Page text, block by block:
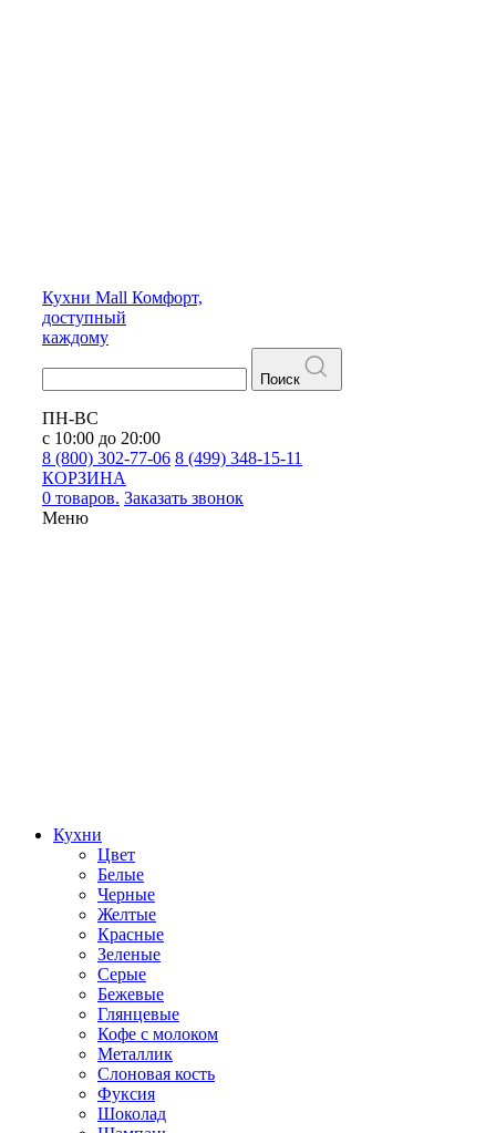
Кухни Mall Комфорт,
доступный
каждому
Поиск
ПН-ВС
с 10:00 до 20:00
8 (800) 302-77-06 8 (499) 348-15-11
КОРЗИНА
0 товаров. Заказать звонок
Меню
Кухни
Цвет
Белые
Черные
Желтые
Красные
Зеленые
Серые
Бежевые
Глянцевые
Кофе с молоком
Металлик
Слоновая кость
Фуксия
Шоколад